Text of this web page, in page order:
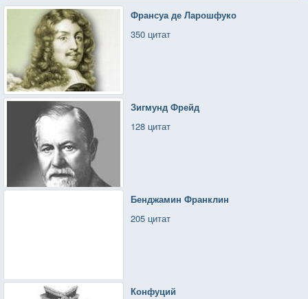
Франсуа де Ларошфуко
350 цитат
Зигмунд Фрейд
128 цитат
Бенджамин Франклин
205 цитат
Конфуций